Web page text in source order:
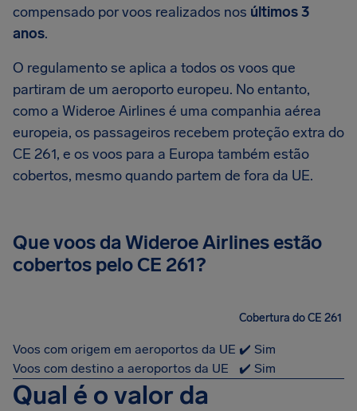
compensado por voos realizados nos últimos 3
anos.
O regulamento se aplica a todos os voos que
partiram de um aeroporto europeu. No entanto,
como a Wideroe Airlines é uma companhia aérea
europeia, os passageiros recebem proteção extra do
CE 261, e os voos para a Europa também estão
cobertos, mesmo quando partem de fora da UE.
Que voos da Wideroe Airlines estão
cobertos pelo CE 261?
Cobertura do CE 261
Voos com origem em aeroportos da UE ✔️ Sim
Voos com destino a aeroportos da UE
✔️ Sim
Qual é o valor da